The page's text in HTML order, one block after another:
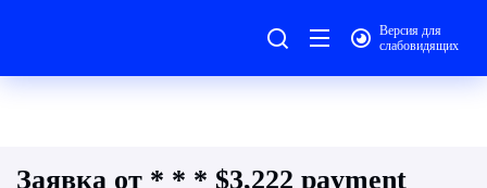
Версия для
слабовидящих
Заявка от * * * $3,222 payment